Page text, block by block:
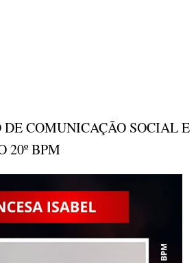
DE COMUNICAÇÃO SOCIAL E
20º BPM